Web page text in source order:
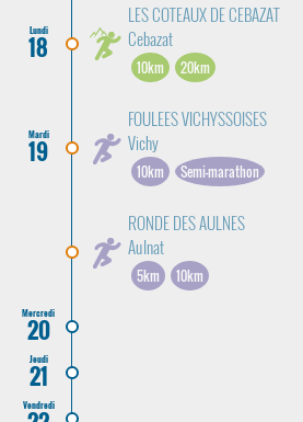
Lundi
18
LES COTEAUX DE CEBAZAT
Cebazat
10km 20km
Mardi
19
FOULEES VICHYSSOISES
Vichy
10km Semi-marathon
RONDE DES AULNES
Aulnat
5km 10km
Mercredi
20
Jeudi
21
Vendredi